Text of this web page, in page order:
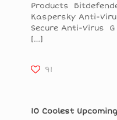
Products
Kaspersky Anti-
Secure Anti-Virus
[…]
91
10 Coolest